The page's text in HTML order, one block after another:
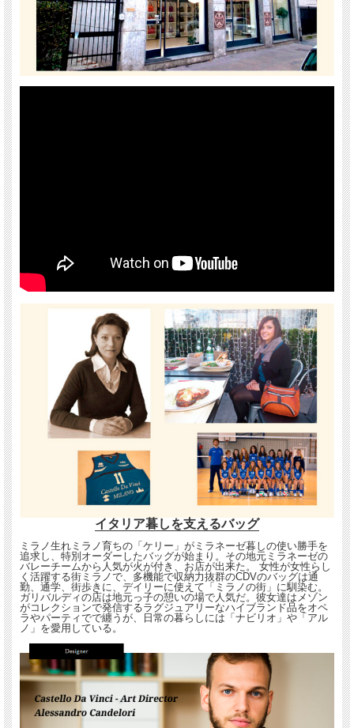
イタリア暮しを支えるバッグ
ミラノ生れミラノ育ちの「ケリー」がミラネーゼ暮しの使い勝手を
追求し、特別オーダーしたバッグが始まり。その地元ミラネーゼの
バレーチームから人気が火が付き、お店が出来た。 女性が女性らし
く活躍する街ミラノで、多機能で収納力抜群のCDVのバッグは通
勤、通学、街歩きに、デイリーに使えて「ミラノの街」に馴染む。
ガリバルディの店は地元っ子の憩いの場で人気だ。彼女達はメゾン
がコレクションで発信するラグジュアリーなハイブランド品をオペ
ラやパーティでで纏うが、日常の暮らしには「ナビリオ」や「アル
ノ」を愛用している。